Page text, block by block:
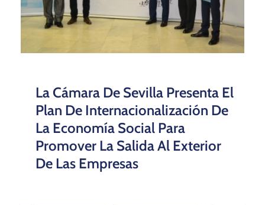
La Cámara De Sevilla Presenta El
Plan De Internacionalización De
La Economía Social Para
Promover La Salida Al Exterior
De Las Empresas